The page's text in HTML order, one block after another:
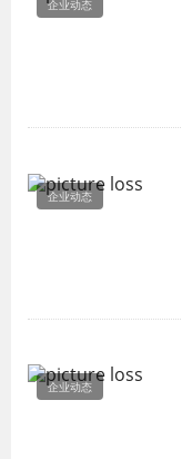
企业动态
企业动态
企业动态